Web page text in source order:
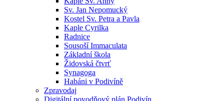
Sv. Jan Nepomucký
Kostel Sv. Petra a Pavla
Kaple Cyrilka
Radnice
Sousoší Immaculata
Základní škola
Židovská čtvrť
Synagoga
Habáni v Podivíně
Zpravodaj
Digitální povodňový plán Podivín